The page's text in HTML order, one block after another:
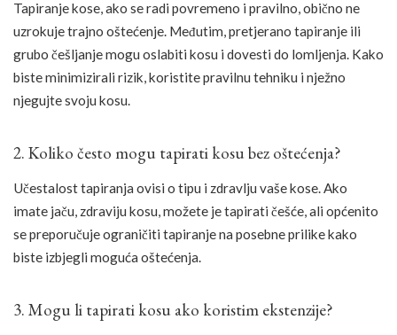
Tapiranje kose, ako se radi povremeno i pravilno, obično ne
uzrokuje trajno oštećenje. Međutim, pretjerano tapiranje ili
grubo češljanje mogu oslabiti kosu i dovesti do lomljenja. Kako
biste minimizirali rizik, koristite pravilnu tehniku i nježno
njegujte svoju kosu.
2. Koliko često mogu tapirati kosu bez oštećenja?
Učestalost tapiranja ovisi o tipu i zdravlju vaše kose. Ako
imate jaču, zdraviju kosu, možete je tapirati češće, ali općenito
se preporučuje ograničiti tapiranje na posebne prilike kako
biste izbjegli moguća oštećenja.
3. Mogu li tapirati kosu ako koristim ekstenzije?